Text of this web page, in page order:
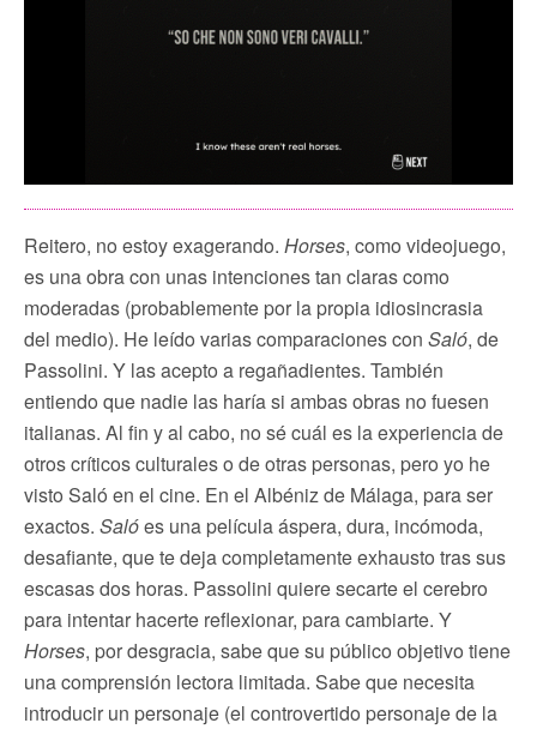
Reitero, no estoy exagerando. Horses, como videojuego,
es una obra con unas intenciones tan claras como
moderadas (probablemente por la propia idiosincrasia
del medio). He leído varias comparaciones con Saló, de
Passolini. Y las acepto a regañadientes. También
entiendo que nadie las haría si ambas obras no fuesen
italianas. Al fin y al cabo, no sé cuál es la experiencia de
otros críticos culturales o de otras personas, pero yo he
visto Saló en el cine. En el Albéniz de Málaga, para ser
exactos. Salóes una película áspera, dura, incómoda,
desafiante, que te deja completamente exhausto tras sus
escasas dos horas. Passolini quiere secarte el cerebro
para intentar hacerte reflexionar, para cambiarte. Y
Horses, por desgracia, sabe que su público objetivo tiene
una comprensión lectora limitada. Sabe que necesita
introducir un personaje (el controvertido personaje de la